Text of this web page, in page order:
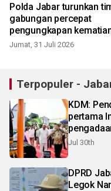
Polda Jabar turunkan
gabungan percepat
pengungkapan
satpam di Waduk
Jumat, 31 Juli 2026
Terpopuler -
KDM:
pertama
Jul 30th
DPRD
Legok